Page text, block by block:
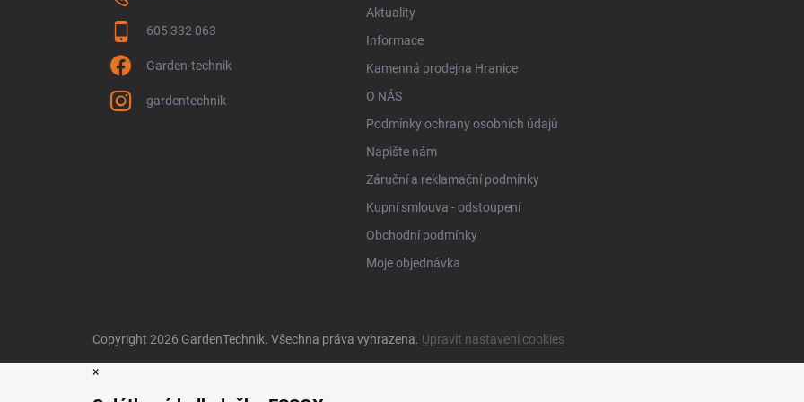
605 332 063
Garden-technik
gardentechnik
Aktuality
Informace
Kamenná prodejna Hranice
O NÁS
Podmínky ochrany osobních údajů
Napište nám
Záruční a reklamační podmínky
Kupní smlouva - odstoupení
Obchodní podmínky
Moje objednávka
Copyright 2026 GardenTechnik. Všechna práva vyhrazena. Upravit nastavení cookies
×